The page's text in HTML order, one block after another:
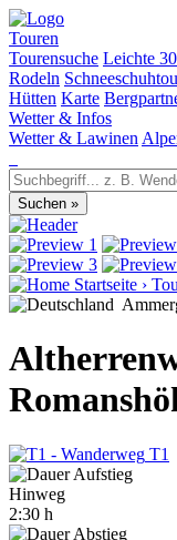
Touren
Tourensuche Leichte
Rodeln
Hütten Karte
Wetter & Infos
Wetter & Lawinen
Startseite ›
T1
Hinweg
2:30 h